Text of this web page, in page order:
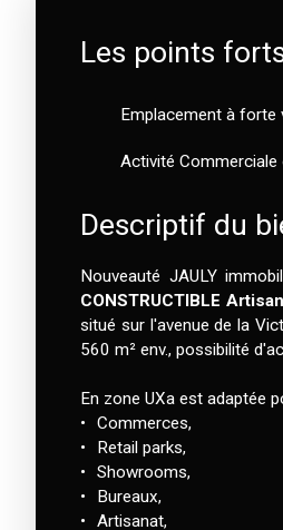
Les points
Emplacement à forte
Descriptif du
Nouveauté JAULY
CONSTRUCTIBLE
situé sur l'avenue de la
560 m² env., possibilité
En zone UXa est adaptée
Commerces,
Retail parks,
Showrooms,
Bureaux,
Artisanat,